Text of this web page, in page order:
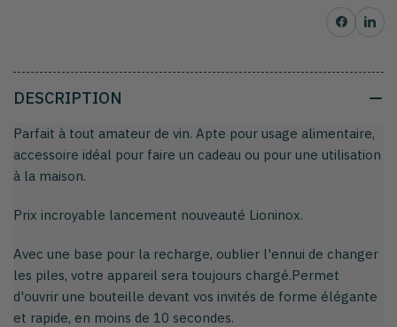
Partager surPartager
DESCRIPTION
Parfait à tout amateur de vin. Apte pour usage alimentaire,
accessoire idéal pour faire un cadeau ou pour une utilisation
à la maison.
Prix incroyable lancement nouveauté Lioninox.
Avec une base pour la recharge, oublier l'ennui de changer
les piles, votre appareil sera toujours chargé.Permet
d'ouvrir une bouteille devant vos invités de forme élégante
et rapide, en moins de 10 secondes.